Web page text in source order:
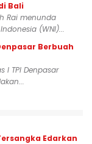
Bali
Rai menunda
(WNI)...
Berbuah
I TPI Denpasar
Edarkan